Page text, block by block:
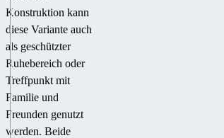
Konstruktion kann
diese Variante auch
als geschützter
Ruhebereich oder
Treffpunkt mit
Familie und
Freunden genutzt
werden. Beide